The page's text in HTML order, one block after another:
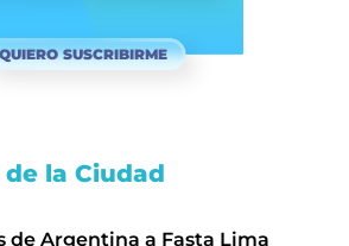
QUIERO SUSCRIBIRME
la Ciudad
de Argentina a Fasta Lima